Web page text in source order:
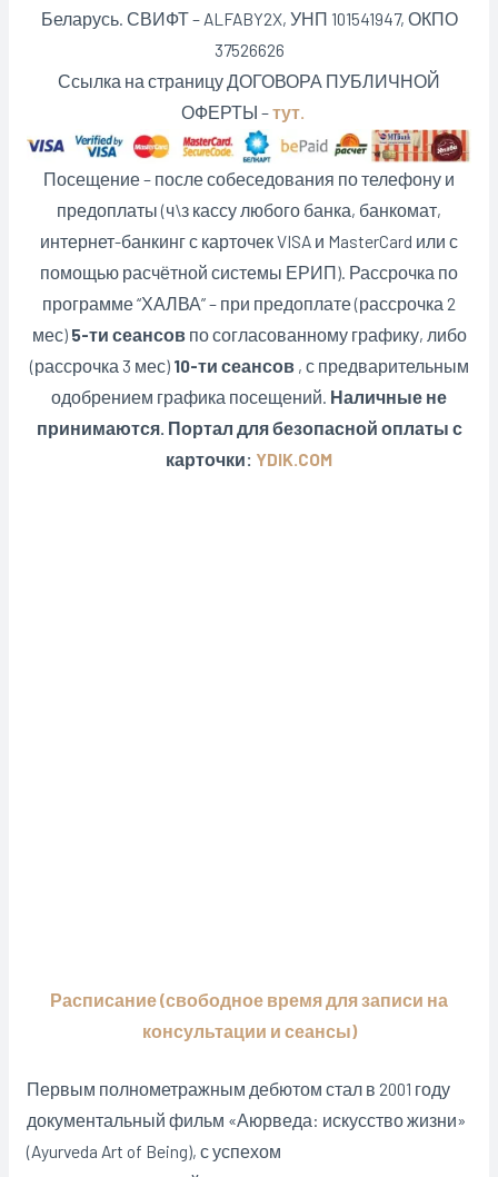
Беларусь. СВИФТ – ALFABY2X, УНП 101541947, ОКПО
37526626
Ссылка на страницу ДОГОВОРА ПУБЛИЧНОЙ
ОФЕРТЫ –тут.
Посещение – после собеседования по телефону и
предоплаты (ч\з кассу любого банка, банкомат,
интернет-банкинг с карточек VISA и MasterCard или с
помощью расчётной системы ЕРИП). Рассрочка по
программе “ХАЛВА” – при предоплате (рассрочка 2
мес) 5-ти сеансовпо согласованному графику, либо
(рассрочка 3 мес) 10-ти сеансов, с предварительным
одобрением графика посещений. Наличные не
принимаются. Портал для безопасной оплаты с
карточки: YDIK.COM
Расписание (свободное время для записи на
консультации и сеансы)
Первым полнометражным дебютом стал в 2001 году
документальный фильм «Аюрведа: искусство жизни»
(Ayurveda Art of Being), с успехом